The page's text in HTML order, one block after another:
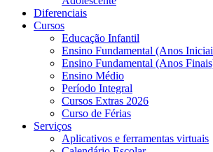
Diferenciais
Cursos
Educação Infantil
Ensino Fundamental (Anos
Ensino Fundamental (Anos
Ensino Médio
Período Integral
Cursos Extras 2026
Curso de Férias
Serviços
Aplicativos e ferramentas virtuais